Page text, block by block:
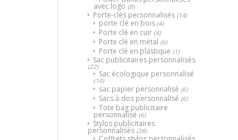
avec logo (8)
Porte-clés personnalisés (14)
porte clé en bois (4)
Porte clé en cuir (4)
Porte clé en métal (6)
Porte clé en plastique (1)
Sac publicitaires personnalisés
(22)
Sac écologique personnalisé
(10)
sac papier personnalisé (6)
Sacs à dos personnalisé (6)
Tote bag publicitaire
personnalisé (6)
Stylos publicitaires
personnalisés (28)